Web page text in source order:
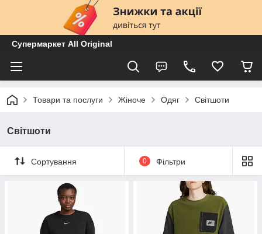
Супермаркет All Original
Товари та послуги Жіноче Одяг Світшоти
Світшоти
Сортування 0 Фільтри